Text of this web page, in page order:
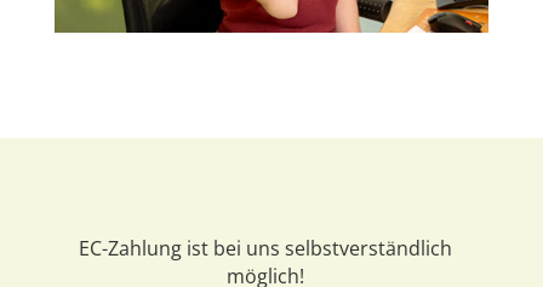
EC-Zahlung ist bei uns selbstverständlich
möglich!